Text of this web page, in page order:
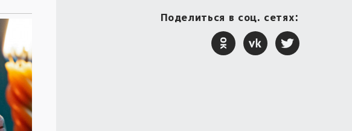
Поделиться в соц. сетях: